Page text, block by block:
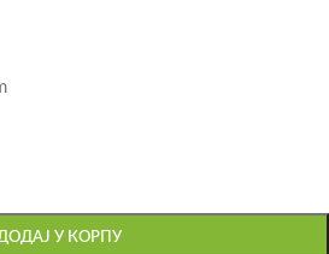
У КОРПУ